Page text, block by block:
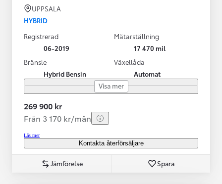
UPPSALA
HYBRID
Registrerad
06-2019
Mätarställning
17 470 mil
Bränsle
Hybrid Bensin
Växellåda
Automat
Visa mer
269 900 kr
Från 3 170 kr/mån
Läs mer
Kontakta återförsäljare
Jämförelse Spara